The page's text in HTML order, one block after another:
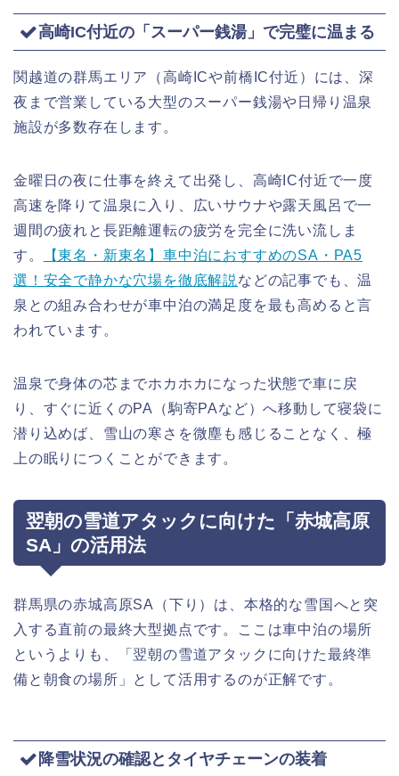
高崎IC付近の「スーパー銭湯」で完璧に温まる
関越道の群馬エリア（高崎ICや前橋IC付近）には、深
夜まで営業している大型のスーパー銭湯や日帰り温泉
施設が多数存在します。
金曜日の夜に仕事を終えて出発し、高崎IC付近で一度
高速を降りて温泉に入り、広いサウナや露天風呂で一
週間の疲れと長距離運転の疲労を完全に洗い流しま
す。
【東名・新東名】車中泊におすすめのSA・PA5
選！安全で静かな穴場を徹底解説 などの記事でも、温
泉との組み合わせが車中泊の満足度を最も高めると言
われています。
温泉で身体の芯までホカホカになった状態で車に戻
り、すぐに近くのPA（駒寄PAなど）へ移動して寝袋に
潜り込めば、雪山の寒さを微塵も感じることなく、極
上の眠りにつくことができます。
翌朝の雪道アタックに向けた「赤城高原
SA」の活用法
群馬県の赤城高原SA（下り）は、本格的な雪国へと突
入する直前の最終大型拠点です。ここは車中泊の場所
というよりも、「翌朝の雪道アタックに向けた最終準
備と朝食の場所」として活用するのが正解です。
降雪状況の確認とタイヤチェーンの装着